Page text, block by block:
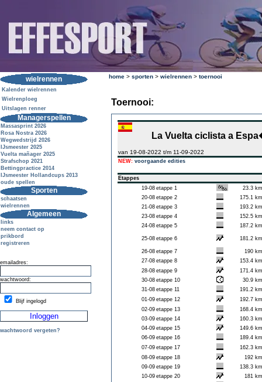
wielrennen
Kalender wielrennen
Wielrenploeg
Uitslagen renner
Managerspellen
Massasprint 2026
Rosa Nostra 2026
Wegwedstrijd 2026
IJsmeester 2025
Vuelta mañager 2025
Strafschop 2021
Bettingpractice 2014
IJsmeester Hollandcups 2013
oude spellen
Sporten
schaatsen
wielrennen
Algemeen
links
neem contact op
prikbord
registreren
emailadres:
wachtwoord:
Blijf ingelogd
wachtwoord vergeten?
home > sporten > wielrennen > toernooi
Toernooi:
La Vuelta ciclista a
van 19-08-2022 t/m 11-09-2022
NEW: voorgaande edities
Etappes
19-08 etappe 1
23.3 km
20-08 etappe 2
175.1 km
21-08 etappe 3
193.2 km
23-08 etappe 4
152.5 km
24-08 etappe 5 187.2 km
25-08 etappe 6 181.2 km
26-08 etappe 7
190 km
27-08 etappe 8
153.4 km
28-08 etappe 9
171.4 km
30-08 etappe 10
30.9 km
31-08 etappe 11
191.2 km
01-09 etappe 12
192.7 km
02-09 etappe 13
168.4 km
03-09 etappe 14
160.3 km
04-09 etappe 15
149.6 km
06-09 etappe 16
189.4 km
07-09 etappe 17
162.3 km
08-09 etappe 18
192 km
09-09 etappe 19
138.3 km
10-09 etappe 20
181 km